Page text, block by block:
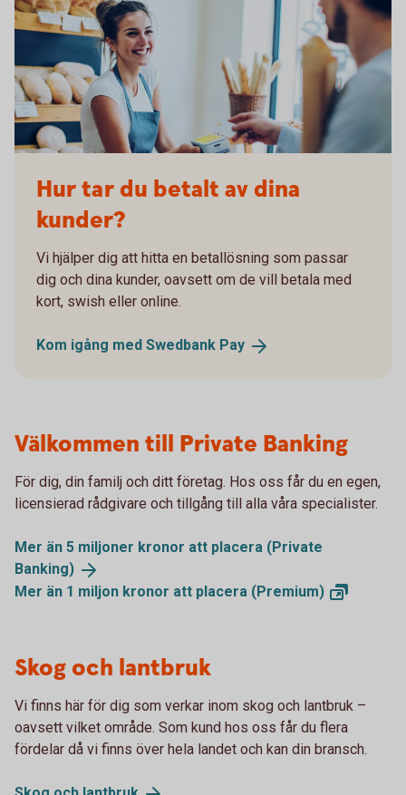
Hur tar du betalt av dina
kunder?
Vi hjälper dig att hitta en betallösning som passar
dig och dina kunder, oavsett om de vill betala med
kort, swish eller online.
Kom igång med Swedbank Pay
Välkommen till Private Banking
För dig, din familj och ditt företag. Hos oss får du en egen,
licensierad rådgivare och tillgång till alla våra specialister.
Mer än 5 miljoner kronor att placera (Private
Banking)
Mer än 1 miljon kronor att placera (Premium)
Skog och lantbruk
Vi finns här för dig som verkar inom skog och lantbruk –
oavsett vilket område. Som kund hos oss får du flera
fördelar då vi finns över hela landet och kan din bransch.